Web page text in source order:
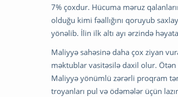
7% çoxdur. Hücuma məruz
olduğu kimi fəallığını qoruyub
yönəlib. İlin ilk altı ayı ərzində
Maliyyə sahəsinə daha çox ziyan
məktublar vasitəsilə daxil olur. Ötən
Maliyyə yönümlü zərərli proqram
troyanları pul və ödəmələr üçün